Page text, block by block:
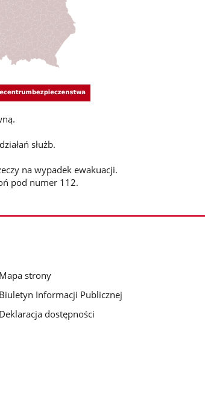
służb.
na wypadek ewakuacji.
pod numer 112.
Mapa strony
Biuletyn Informacji Publicznej
Deklaracja dostępności